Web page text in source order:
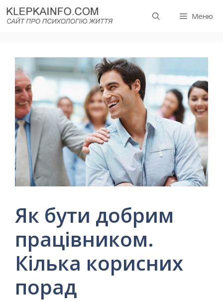
Перейти
до
Меню
Як бути добрим
працівником.
Кілька корисних
порад